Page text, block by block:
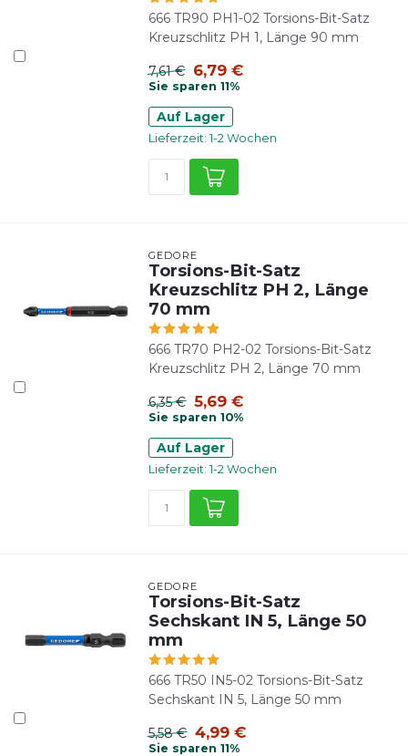
666 TR90 PH1-02 Torsions-Bit-Satz
Kreuzschlitz PH 1, Länge 90 mm
7,61 € 6,79 €
Sie sparen 11%
Auf Lager
Lieferzeit: 1-2 Wochen
GEDORE
Torsions-Bit-Satz
Kreuzschlitz PH 2, Länge
70 mm
666 TR70 PH2-02 Torsions-Bit-Satz
Kreuzschlitz PH 2, Länge 70 mm
6,35 € 5,69 €
Sie sparen 10%
Auf Lager
Lieferzeit: 1-2 Wochen
GEDORE
Torsions-Bit-Satz
Sechskant IN 5, Länge 50
mm
666 TR50 IN5-02 Torsions-Bit-Satz
Sechskant IN 5, Länge 50 mm
5,58 € 4,99 €
Sie sparen 11%